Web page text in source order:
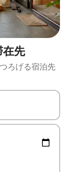
在先
ろげる宿泊先
使って移動するか